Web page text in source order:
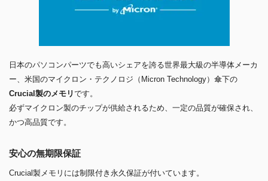
日本のパソコンパーツでも高いシェアを誇る世界最大級の半導体メーカ
ー、米国のマイクロン・テクノロジ（Micron Technology）傘下の
Crucial製のメモリです。
必ずマイクロン製のチップが供給されるため、一定の品質が確保され、
かつ高品質です。
安心の無期限保証
Crucial製メモリには制限付き永久保証が付いています。